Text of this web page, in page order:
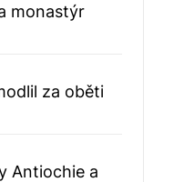
monastýr
za oběti
Antiochie a